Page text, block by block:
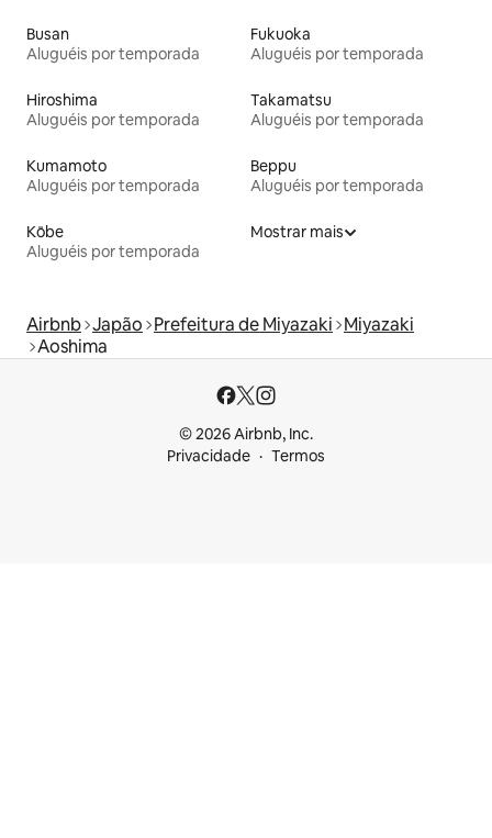
Busan
Aluguéis por temporada
Fukuoka
Aluguéis por temporada
Hiroshima
Aluguéis por temporada
Takamatsu
Aluguéis por temporada
Kumamoto
Aluguéis por temporada
Beppu
Aluguéis por temporada
Kōbe
Aluguéis por temporada
Mostrar mais
Airbnb Japão Prefeitura de Miyazaki Miyazaki
Aoshima
© 2026 Airbnb, Inc.
Privacidade
Termos